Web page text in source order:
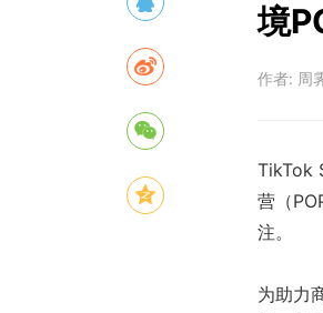
境
作者: 周
TikTok
营（
注。
为助力